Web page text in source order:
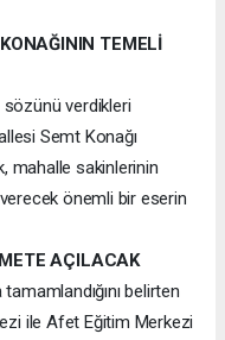
TEMELİ
verdikleri
Semt Konağı
mahalle sakinlerinin
önemli bir eserin
AÇILACAK
belirten
ile Afet Eğitim Merkezi